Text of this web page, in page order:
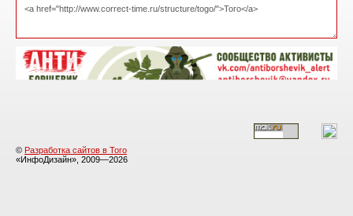
© Разработка сайтов в Того
«ИнфоДизайн», 2009—2026